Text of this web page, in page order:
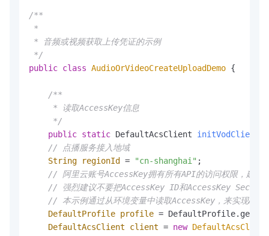
/**
*
* 音频或视频获取上传凭证的示例
*/
public class AudioOrVideoCreateUploadDemo {
/**
     * 读取AccessKey信息
     */
public static DefaultAcsClient initVodClient
// 点播服务接入地域
String
regionId = "cn-shanghai" ;
// 阿里云账号AccessKey拥有所有API的访问权限，建议
// 强烈建议不要把AccessKey ID和AccessKey Secret保
// 本示例通过从环境变量中读取AccessKey，来实现API访
DefaultProfile profile =
DefaultAcsClient
client = new DefaultAcsClient